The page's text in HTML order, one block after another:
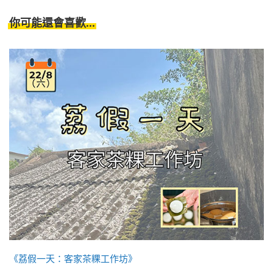
你可能還會喜歡...
《荔假一天：客家茶粿工作坊》